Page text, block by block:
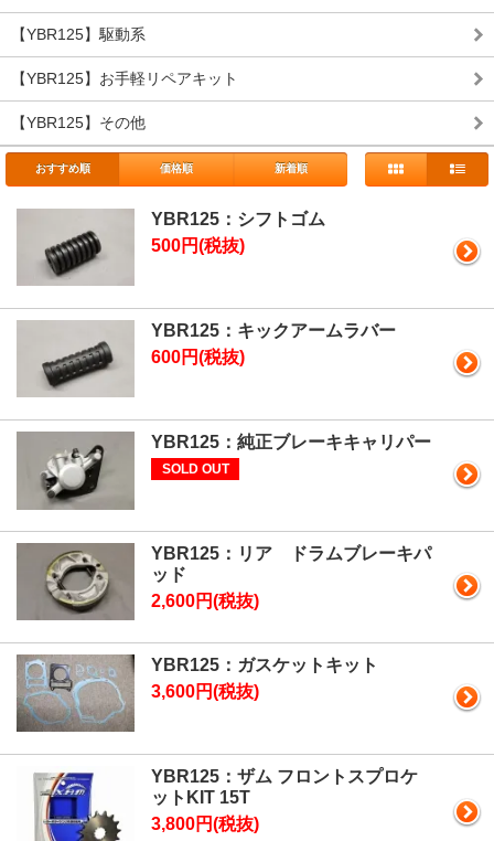
【YBR125】駆動系
【YBR125】お手軽リペアキット
【YBR125】その他
おすすめ順 価格順 新着順
YBR125：シフトゴム
500円(税抜)
YBR125：キックアームラバー
600円(税抜)
YBR125：純正ブレーキキャリパー
SOLD OUT
YBR125：リア ドラムブレーキパ
ッド
2,600円(税抜)
YBR125：ガスケットキット
3,600円(税抜)
YBR125：ザム フロントスプロケ
ットKIT 15T
3,800円(税抜)